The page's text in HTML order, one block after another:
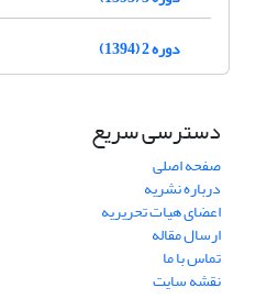
دوره 2 (1394)
دسترسی سریع
صفحه اصلی
درباره نشریه
اعضای هیات تحریریه
ارسال مقاله
تماس با ما
نقشه سایت